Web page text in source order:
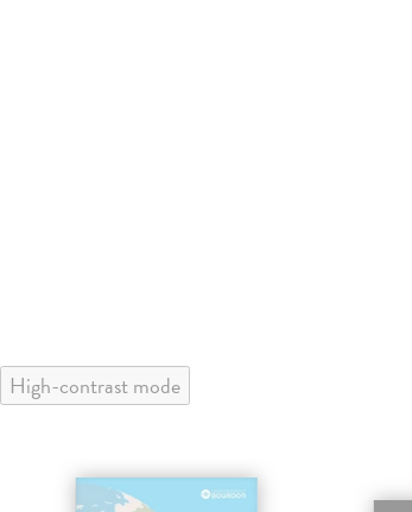
High-contrast mode